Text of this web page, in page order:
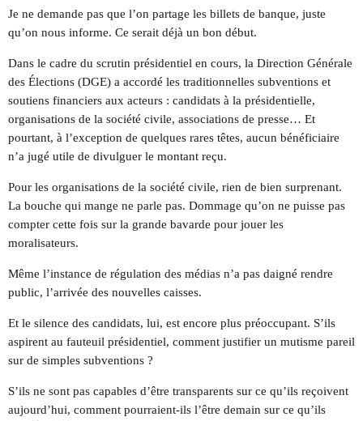
Je ne demande pas que l’on partage les billets de banque, juste
qu’on nous informe. Ce serait déjà un bon début.
Dans le cadre du scrutin présidentiel en cours, la Direction Générale
des Élections (DGE) a accordé les traditionnelles subventions et
soutiens financiers aux acteurs : candidats à la présidentielle,
organisations de la société civile, associations de presse… Et
pourtant, à l’exception de quelques rares têtes, aucun bénéficiaire
n’a jugé utile de divulguer le montant reçu.
Pour les organisations de la société civile, rien de bien surprenant.
La bouche qui mange ne parle pas. Dommage qu’on ne puisse pas
compter cette fois sur la grande bavarde pour jouer les
moralisateurs.
Même l’instance de régulation des médias n’a pas daigné rendre
public, l’arrivée des nouvelles caisses.
Et le silence des candidats, lui, est encore plus préoccupant. S’ils
aspirent au fauteuil présidentiel, comment justifier un mutisme pareil
sur de simples subventions ?
S’ils ne sont pas capables d’être transparents sur ce qu’ils reçoivent
aujourd’hui, comment pourraient-ils l’être demain sur ce qu’ils